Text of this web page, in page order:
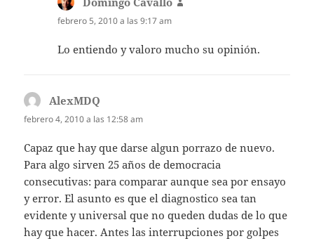
febrero 5, 2010 a las 9:17 am
Lo entiendo y valoro mucho su opinión.
AlexMDQ
febrero 4, 2010 a las 12:58 am
Capaz que hay que darse algun porrazo de nuevo.
Para algo sirven 25 años de democracia
consecutivas: para comparar aunque sea por ensayo
y error. El asunto es que el diagnostico sea tan
evidente y universal que no queden dudas de lo que
hay que hacer. Antes las interrupciones por golpes